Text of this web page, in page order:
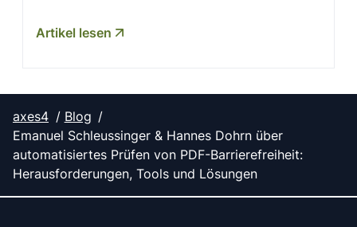
Artikel lesen
axes4
Blog
Emanuel Schleussinger & Hannes Dohrn über
automatisiertes Prüfen von PDF-Barrierefreiheit:
Herausforderungen, Tools und Lösungen